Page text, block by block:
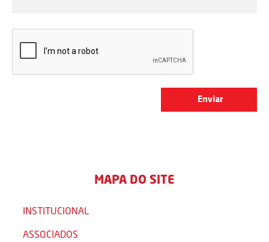
MAPA DO SITE
INSTITUCIONAL
ASSOCIADOS